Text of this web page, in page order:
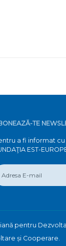
TE
a fi informat
EST-
pentru
și Cooperare.